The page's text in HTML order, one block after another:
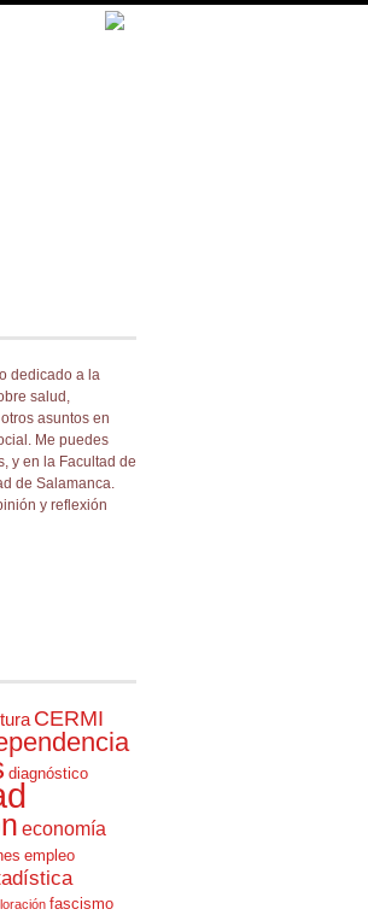
dedicado a la
salud,
asuntos en
Me puedes
y en la Facultad de
de Salamanca.
y reflexión
CERMI
diagnóstico
economía
empleo
fascismo